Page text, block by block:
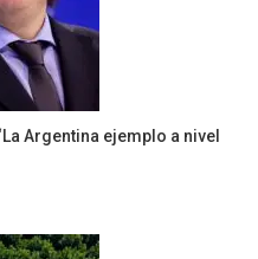
Argentina ejemplo a nivel